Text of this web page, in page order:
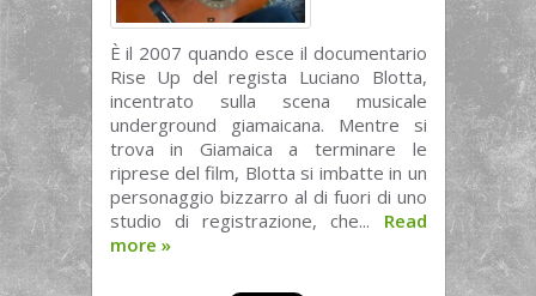
È il 2007 quando esce il documentario
Rise Up del regista Luciano Blotta,
incentrato sulla scena musicale
underground giamaicana. Mentre si
trova in Giamaica a terminare le
riprese del film, Blotta si imbatte in un
personaggio bizzarro al di fuori di uno
studio di registrazione, che... Read
more »